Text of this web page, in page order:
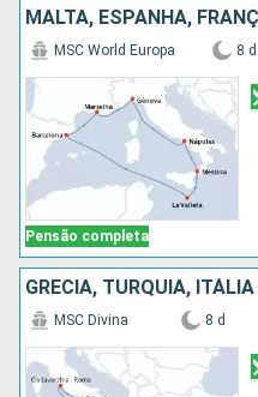
MALTA, ESPANHA,
Pensão completa
MSC World Europa 8 d
GRÉCIA, TURQUIA, ITÁLIA
MSC Divina 8 d